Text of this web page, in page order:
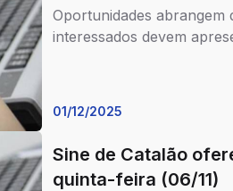
Oportunidades abrangem
interessados devem
01/12/2025
Sine de Catalão
quinta-feira (06/11)